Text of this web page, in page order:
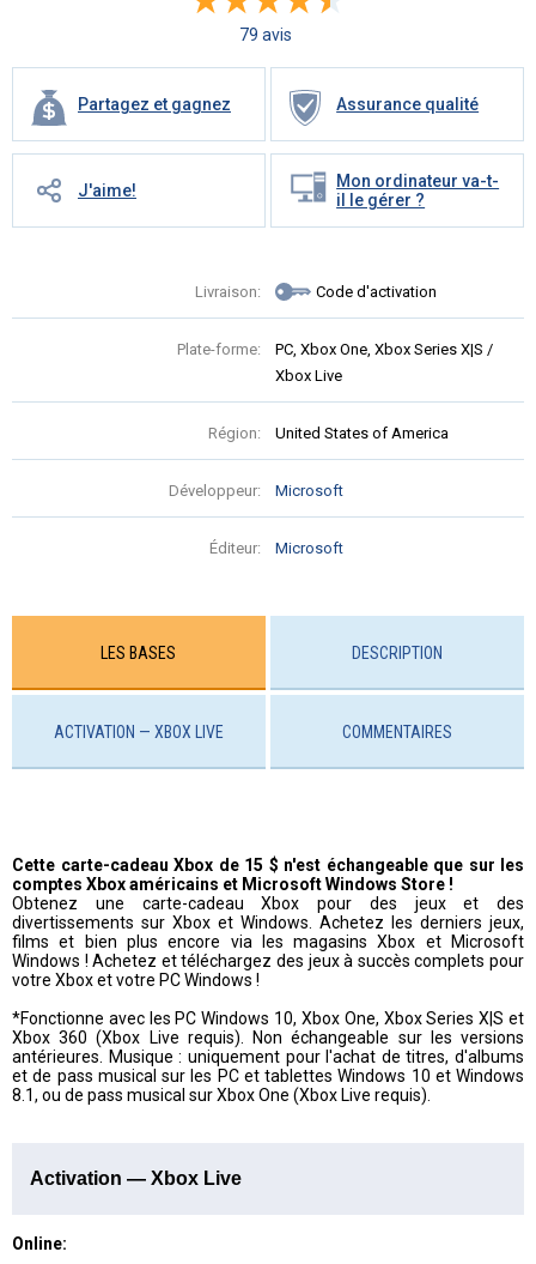
79 avis
Partagez et gagnez Assurance qualité
J'aime!
Mon ordinateur va-t-
il le gérer ?
Livraison: Code d'activation
Plate-forme:
PC, Xbox One, Xbox Series X|S /
Xbox Live
Région: United States of America
Développeur: Microsoft
Éditeur: Microsoft
LES BASES DESCRIPTION
ACTIVATION — XBOX LIVE COMMENTAIRES
Cette carte-cadeau Xbox de 15 $ n'est échangeable que sur les
comptes Xbox américains et Microsoft Windows Store !
Obtenez une carte-cadeau Xbox pour des jeux et des
divertissements sur Xbox et Windows. Achetez les derniers jeux,
films et bien plus encore via les magasins Xbox et Microsoft
Windows ! Achetez et téléchargez des jeux à succès complets pour
votre Xbox et votre PC Windows !
*Fonctionne avec les PC Windows 10, Xbox One, Xbox Series X|S et
Xbox 360 (Xbox Live requis). Non échangeable sur les versions
antérieures. Musique : uniquement pour l'achat de titres, d'albums
et de pass musical sur les PC et tablettes Windows 10 et Windows
8.1, ou de pass musical sur Xbox One (Xbox Live requis).
Activation — Xbox Live
Online: